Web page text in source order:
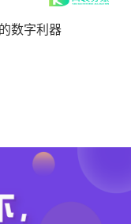
数字利器